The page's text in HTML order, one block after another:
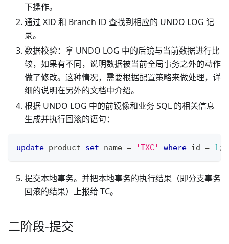
下操作。
通过 XID 和 Branch ID 查找到相应的 UNDO LOG 记
录。
数据校验：拿 UNDO LOG 中的后镜与当前数据进行比
较，如果有不同，说明数据被当前全局事务之外的动作
做了修改。这种情况，需要根据配置策略来做处理，详
细的说明在另外的文档中介绍。
根据 UNDO LOG 中的前镜像和业务 SQL 的相关信息
生成并执行回滚的语句：
update product set name = 'TXC' where id = 1 ;
提交本地事务。并把本地事务的执行结果（即分支事务
回滚的结果）上报给 TC。
二阶段-提交